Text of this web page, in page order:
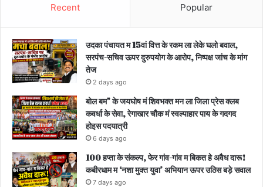
Recent Popular
उदका पंचायत म 15वां वित्त के रकम ला लेके घलो बवाल,
सरपंच-सचिव ऊपर दुरुपयोग के आरोप, निष्पक्ष जांच के मांग
तेज
2 days ago
बोल बम” के जयघोष मं शिवभक्त मन ला जिला प्रेस क्लब
कवर्धा के सेवा, रेगाखार चौक मं स्वल्पाहार पाय के गदगद
होइस पदयात्री
6 days ago
100 हप्ता के संकल्प, फेर गांव-गांव म बिकत हे अवैध दारू!
कबीरधाम म ‘नशा मुक्त युवा’ अभियान ऊपर उठिस बड़े सवाल
7 days ago